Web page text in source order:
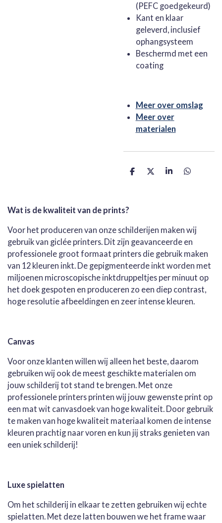
(PEFC goedgekeurd)
Kant en klaar
geleverd, inclusief
ophangsysteem
Beschermd met een
coating
Meer over omslag
Meer over
materialen
D
D
S
D
Wat is de kwaliteit van de prints?
Voor het produceren van onze schilderijen maken wij
gebruik van giclée printers. Dit zijn geavanceerde en
professionele groot formaat printers die gebruik maken
van 12 kleuren inkt. De gepigmenteerde inkt worden met
miljoenen microscopische inktdruppeltjes per minuut op
het doek gespoten en produceren zo een diep contrast,
hoge resolutie afbeeldingen en zeer intense kleuren.
Canvas
Voor onze klanten willen wij alleen het beste, daarom
gebruiken wij ook de meest geschikte materialen om
jouw schilderij tot stand te brengen. Met onze
professionele printers printen wij jouw gewenste print op
een mat wit canvasdoek van hoge kwaliteit. Door gebruik
te maken van hoge kwaliteit materiaal komen de intense
kleuren prachtig naar voren en kun jij straks genieten van
een uniek schilderij!
Luxe spielatten
Om het schilderij in elkaar te zetten gebruiken wij echte
spielatten. Met deze latten bouwen we het frame waar